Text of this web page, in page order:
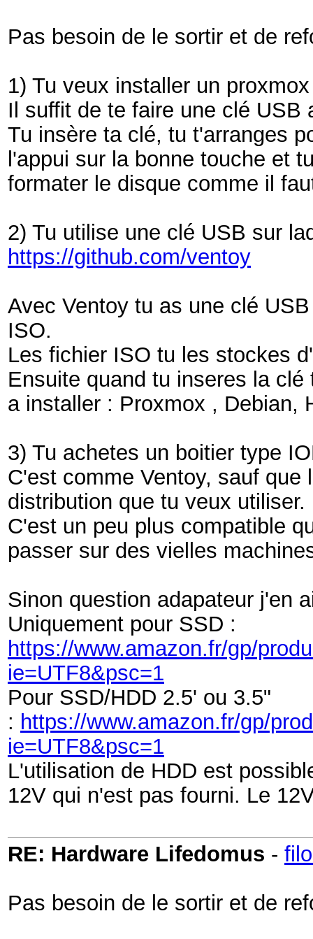
Pas besoin de le sortir et de
1) Tu veux installer un
Il suffit de te faire une clé USB
Tu insère ta clé, tu t'arranges
l'appui sur la bonne touche et
formater le disque comme il
2) Tu utilise une clé USB sur
https://github.com/ventoy
Avec Ventoy tu as une clé
ISO.
Les fichier ISO tu les stockes
Ensuite quand tu inseres la
a installer : Proxmox , Debian,
3) Tu achetes un boitier type
C'est comme Ventoy, sauf
distribution que tu veux utiliser.
C'est un peu plus compatible
passer sur des vielles
Sinon question adapateur j'en
Uniquement pour SSD :
https://www.amazon.fr/gp/
ie=UTF8&psc=1
Pour SSD/HDD 2.5' ou 3.5"
: https://www.amazon.fr/gp/
ie=UTF8&psc=1
L'utilisation de HDD est
12V qui n'est pas fourni. Le
RE: Hardware Lifedomus -
Pas besoin de le sortir et de